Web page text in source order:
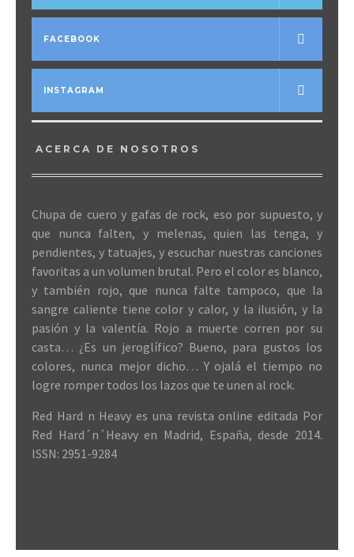
FACEBOOK
INSTAGRAM
ACERCA DE NOSOTROS
Chupa de cuero y gafas de rock, eso por supuesto, y
que nunca falten, y melenas, quien las tenga, y
pendientes, y tatuajes, y escuchar nuestras canciones
favoritas a un volumen brutal. Pero el color es blanco,
y también rojo, que nunca falte tampoco, que la
sangre caliente tiene color y calor, y la ilusión, y la
pasión y la valentía. Rojo a muerte corren por su
casta… ¿Es un jeroglífico? Bueno, para gustos los
colores, nunca mejor dicho… Y ojalá el tiempo no
logre romper todos los lazos que te unen al rock.
Red Hard n Heavy es una revista online editada Por
Red Hard´n´Heavy en Madrid, España, desde 2014.
ISSN: 2951-9284